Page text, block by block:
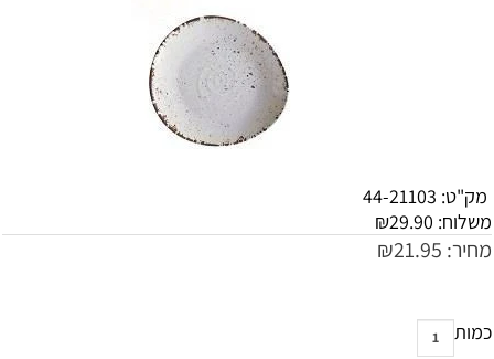
מק"ט: 44-21103
משלוח:
₪29.90
מחיר: ₪21.95
כמות